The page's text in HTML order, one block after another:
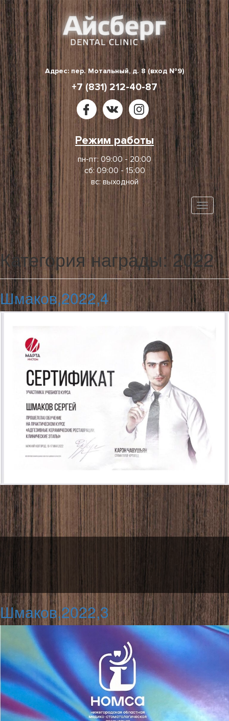
Skip
to
content
Адрес: пер. Мотальный, д. 8 (вход №9)
+7 (831) 212-40-87
Режим работы
пн-пт: 09:00 - 20:00
сб: 09:00 - 15:00
вс: выходной
Toggle
Категория награды:2022
Шмаков,2022,4
Шмаков,2022,3